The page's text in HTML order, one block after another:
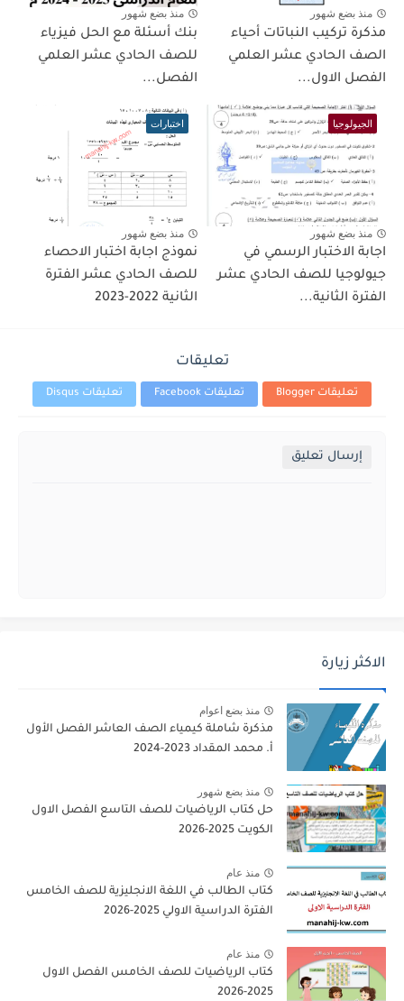
منذ بضع شهور
مذكرة تركيب النباتات أحياء
الصف الحادي عشر العلمي
الفصل الاول...
منذ بضع شهور
بنك أسئلة مع الحل فيزياء
للصف الحادي عشر العلمي
الفصل...
الجيولوجيا
منذ بضع شهور
اجابة الاختبار الرسمي في
جيولوجيا للصف الحادي عشر
الفترة الثانية...
اختبارات
منذ بضع شهور
نموذج اجابة اختبار الاحصاء
للصف الحادي عشر الفترة
الثانية 2022-2023
تعليقات
تعليقات Blogger تعليقات Facebook تعليقات Disqus
إرسال تعليق
الاكثر زيارة
منذ بضع اعوام
مذكرة شاملة كيمياء الصف العاشر الفصل الأول
أ. محمد المقداد 2023-2024
منذ بضع شهور
حل كتاب الرياضيات للصف التاسع الفصل الاول
الكويت 2025-2026
منذ عام
كتاب الطالب في اللغة الانجليزية للصف الخامس
الفترة الدراسية الاولي 2025-2026
منذ عام
كتاب الرياضيات للصف الخامس الفصل الاول
2025-2026